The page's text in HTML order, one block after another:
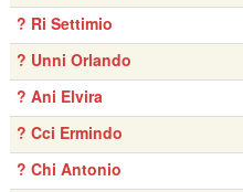
? Ri Settimio
? Unni Orlando
? Ani Elvira
? Cci Ermindo
? Chi Antonio